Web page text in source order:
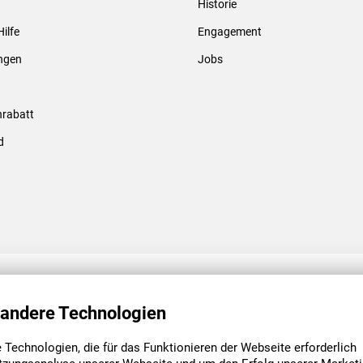
Historie
Engagement
Jobs
Technologien
die für das Funktionieren der Webseite erforderlich